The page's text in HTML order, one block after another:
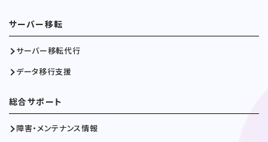
サーバー移転
サーバー移転代行
データ移行支援
総合サポート
障害・メンテナンス情報